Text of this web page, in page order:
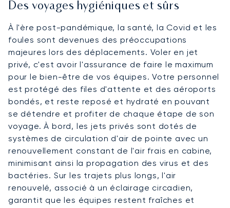
Des voyages hygiéniques et sûrs
À l'ère post-pandémique, la santé, la Covid et les
foules sont devenues des préoccupations
majeures lors des déplacements. Voler en jet
privé, c'est avoir l'assurance de faire le maximum
pour le bien-être de vos équipes. Votre personnel
est protégé des files d'attente et des aéroports
bondés, et reste reposé et hydraté en pouvant
se détendre et profiter de chaque étape de son
voyage. À bord, les jets privés sont dotés de
systèmes de circulation d'air de pointe avec un
renouvellement constant de l'air frais en cabine,
minimisant ainsi la propagation des virus et des
bactéries. Sur les trajets plus longs, l'air
renouvelé, associé à un éclairage circadien,
garantit que les équipes restent fraîches et